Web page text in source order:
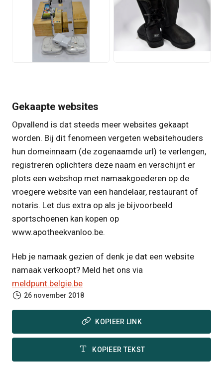
Gekaapte websites
Opvallend is dat steeds meer websites gekaapt
worden. Bij dit fenomeen vergeten websitehouders
hun domeinnaam (de zogenaamde url) te verlengen,
registreren oplichters deze naam en verschijnt er
plots een webshop met namaakgoederen op de
vroegere website van een handelaar, restaurant of
notaris. Let dus extra op als je bijvoorbeeld
sportschoenen kan kopen op
www.apotheekvanloo.be.
Heb je namaak gezien of denk je dat een website
namaak verkoopt? Meld het ons via
meldpunt.belgie.be
26 november 2018
KOPIEER LINK
KOPIEER TEKST